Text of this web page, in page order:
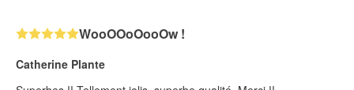
WooOOoOooOw !
Catherine Plante